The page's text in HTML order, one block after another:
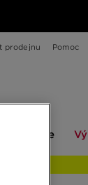
prodejnu Pomoc
Explore